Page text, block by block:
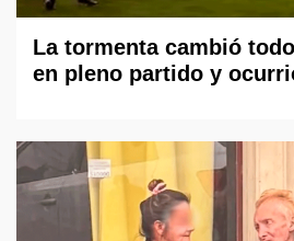
La tormenta cambió
en pleno partido y